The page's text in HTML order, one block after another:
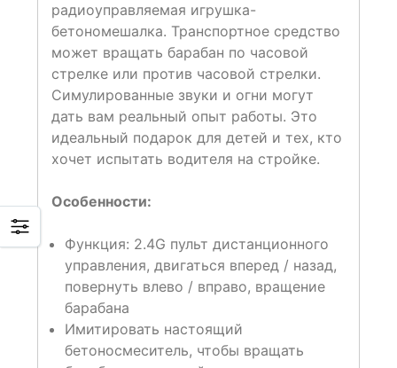
радиоуправляемая игрушка-
бетономешалка. Транспортное средство
может вращать барабан по часовой
стрелке или против часовой стрелки.
Симулированные звуки и огни могут
дать вам реальный опыт работы. Это
идеальный подарок для детей и тех, кто
хочет испытать водителя на стройке.
Особенности:
Функция: 2.4G пульт дистанционного
управления, двигаться вперед / назад,
повернуть влево / вправо, вращение
барабана
Имитировать настоящий
бетоносмеситель, чтобы вращать